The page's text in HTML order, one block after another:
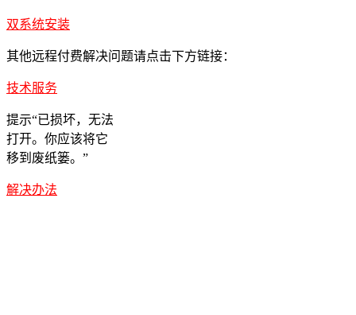
双系统安装
其他远程付费解决问题请点击下方链接：
技术服务
提示“已损坏，无法
打开。你应该将它
移到废纸篓。”
解决办法